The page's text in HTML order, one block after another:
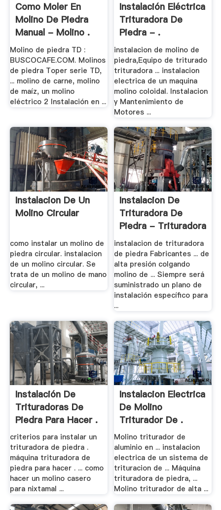
Como Moler En
Molino De Piedra
Manual - Molino .
Molino de piedra TD :
BUSCOCAFE.COM. Molinos
de piedra Toper serie TD,
... molino de carne, molino
de maíz, un molino
eléctrico 2 Instalación en ...
Instalación Eléctrica
Trituradora De
Piedra - .
instalacion de molino de
piedra,Equipo de triturado
trituradora ... instalacion
electrica de un maquina
molino coloidal. Instalacion
y Mantenimiento de
Motores ...
Instalacion De Un
Molino Circular
como instalar un molino de
piedra circular. instalacion
de un molino circular. Se
trata de un molino de mano
circular, ...
Instalacion De
Trituradora De
Piedra - Trituradora
.
instalacion de trituradora
de piedra Fabricantes ... de
alta presión colgando
molino de ... Siempre será
suministrado un plano de
instalación específico para
...
Instalación De
Trituradoras De
Piedra Para Hacer .
criterios para instalar un
trituradora de piedra .
máquina trituradora de
piedra para hacer . ... como
hacer un molino casero
para nixtamal ...
Instalacion Electrica
De Molino
Triturador De .
Molino triturador de
aluminio en ... instalacion
electrica de un sistema de
trituracion de ... Máquina
trituradora de piedra, ...
Molino triturador de alta ...